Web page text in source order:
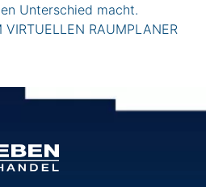
Unterschied macht.
VIRTUELLEN RAUMPLANER